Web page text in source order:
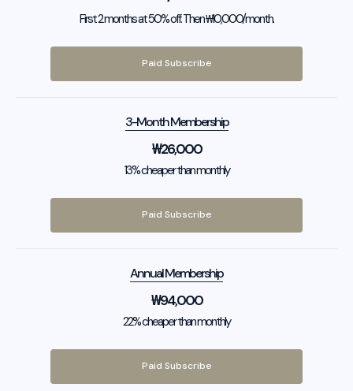
First 2 months at 50% off. Then ₩10,000/month.
Paid Subscribe
3-Month Membership
₩26,000
13% cheaper than monthly
Paid Subscribe
Annual Membership
₩94,000
22% cheaper than monthly
Paid Subscribe